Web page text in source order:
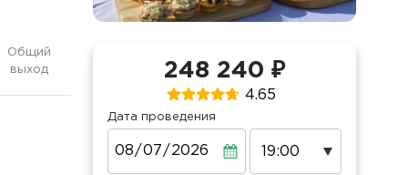
Общий
выход
248 240 ₽
4.65
Дата проведения